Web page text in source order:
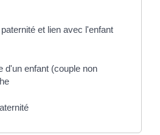
et lien avec l'enfant
d'un enfant (couple non